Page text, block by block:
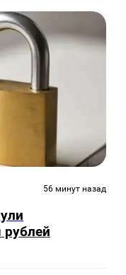
56 минут назад
рублей